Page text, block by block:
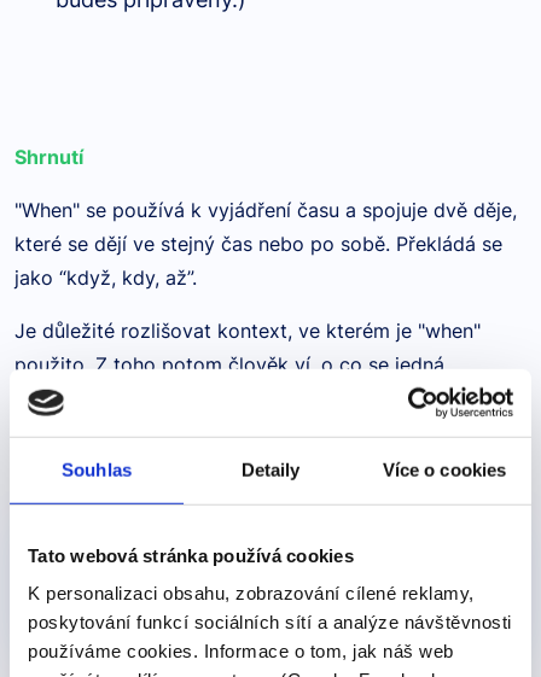
Souhlas Detaily Více o cookies
Tato webová stránka používá cookies
K personalizaci obsahu, zobrazování cílené reklamy,
poskytování funkcí sociálních sítí a analýze návštěvnosti
používáme cookies. Informace o tom, jak náš web
Shrnutí
"When" se používá k vyjádření času a spojuje dvě děje,
které se dějí ve stejný čas nebo po sobě. Překládá se
jako “když, kdy, až”.
Je důležité rozlišovat kontext, ve kterém je "when"
použito. Z toho potom člověk ví, o co se jedná.
Produkty, kde výraz nebo frázi učíme
Nejoblíběnější Pro začátečníky
450 Kč Detail